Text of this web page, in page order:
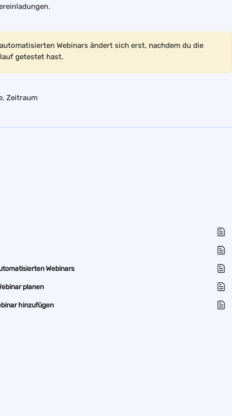
Webinars ändert sich erst, nachdem du die
getestet hast.
Zeitraum
Webinars
planen
hinzufügen